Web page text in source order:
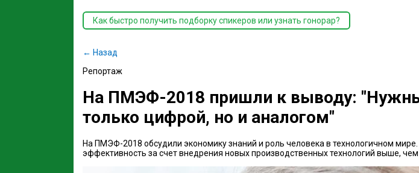
Как быстро получить подборку спикеров или узнать гонорар?
← Назад
Репортаж
На ПМЭФ-2018 пришли к выводу:
только цифрой, но и аналогом"
На ПМЭФ-2018 обсудили экономику знаний и роль человека в технологичном
эффективность за счет внедрения новых производственных технологий выше, чем